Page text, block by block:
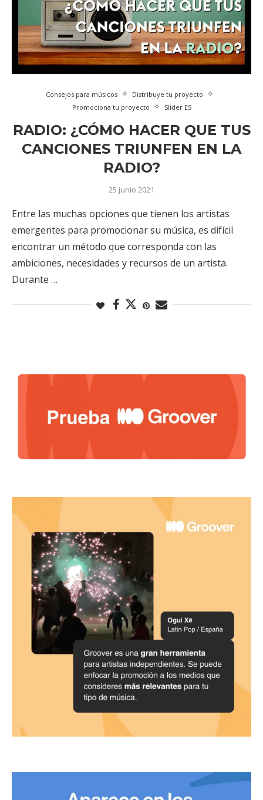
Consejos para músicos
Distribuye tu proyecto
Promociona tu proyecto
Slider ES
RADIO: ¿CÓMO HACER QUE TUS
CANCIONES TRIUNFEN EN LA
RADIO?
25 junio 2021
Entre las muchas opciones que tienen los artistas
emergentes para promocionar su música, es difícil
encontrar un método que corresponda con las
ambiciones, necesidades y recursos de un artista.
Durante …